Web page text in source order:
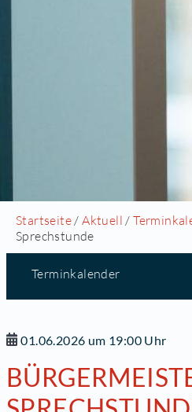
Startseite /Aktuell /
Sprechstunde
Terminkalender
01.06.2026 um 19:00 Uhr